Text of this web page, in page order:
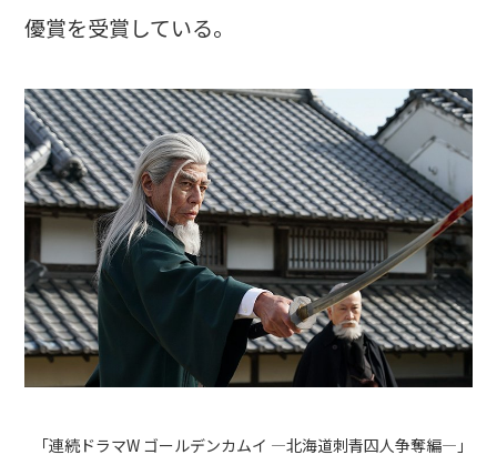
優賞を受賞している。
「連続ドラマW ゴールデンカムイ ―北海道刺青囚人争奪編―」